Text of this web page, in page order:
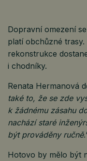
Dopravní omezení
platí obchůzné
rekonstrukce
i chodníky.
Renata Hermanová
také to, že se zde
k žádnému zásahu
nachází staré
být prováděny ručně
Hotovo by mělo být